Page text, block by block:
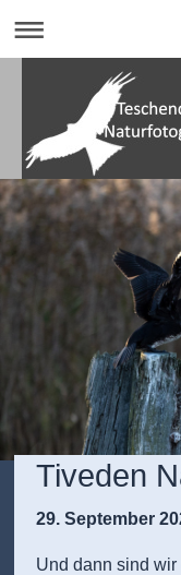
Tiveden
29. September
Und dann sind